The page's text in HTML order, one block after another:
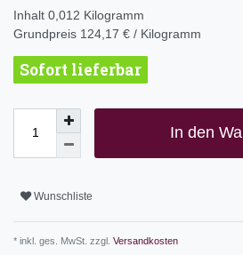
Inhalt 0,012 Kilogramm
Grundpreis 124,17 € / Kilogramm
Sofort lieferbar
In den
Wunschliste
* inkl. ges. MwSt. zzgl. Versandkosten